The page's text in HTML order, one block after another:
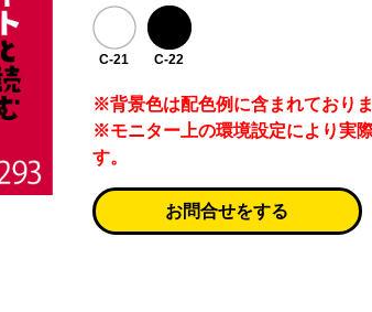
C-21 C-22
※背景色は配色例に含まれておりま
※モニター上の環境設定により実
す。
お問合せをする